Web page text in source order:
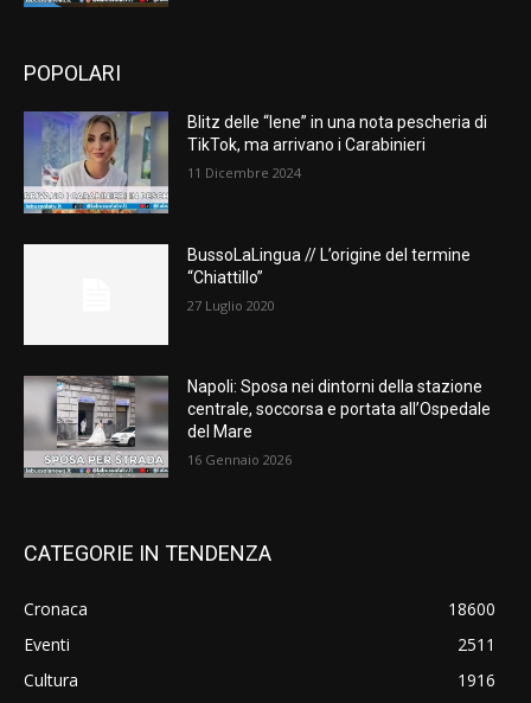
POPOLARI
Blitz delle “Iene” in una nota pescheria di
TikTok, ma arrivano i Carabinieri
11 Dicembre 2024
BussoLaLingua // L’origine del termine
“Chiattillo”
27 Luglio 2020
Napoli: Sposa nei dintorni della stazione
centrale, soccorsa e portata all’Ospedale
del Mare
16 Gennaio 2026
CATEGORIE IN TENDENZA
Cronaca
18600
Eventi
2511
Cultura
1916